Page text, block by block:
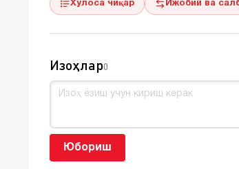
Хулоса чиқар Ижобий ва
Изоҳлар0
Юбориш